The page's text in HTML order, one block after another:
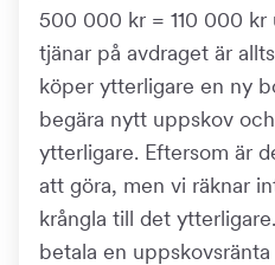
500 000 kr = 110 000 kr
tjänar på avdraget är
köper ytterligare en ny
begära nytt uppskov
ytterligare. Eftersom är
att göra, men vi räknar
krångla till det
betala en